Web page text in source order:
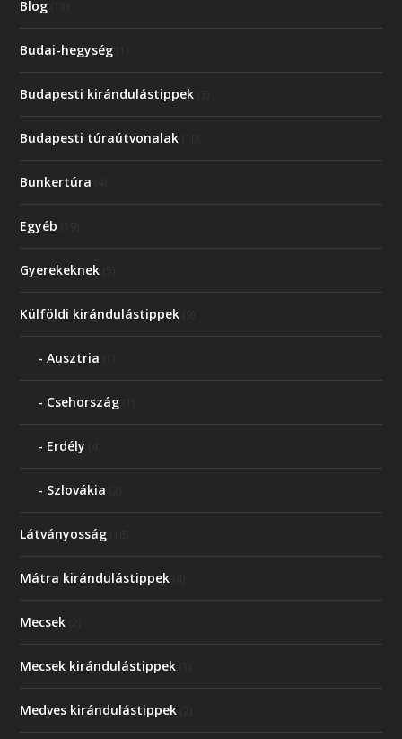
Blog
Budai-hegység
Budapesti kirándulástippek
Budapesti túraútvonalak
Bunkertúra
Egyéb
Gyerekeknek
Külföldi kirándulástippek
Ausztria
Csehország
Erdély
Szlovákia
Látványosság
Mátra kirándulástippek
Mecsek
Mecsek kirándulástippek
Medves kirándulástippek